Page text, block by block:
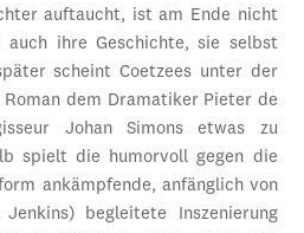
auftaucht, ist am Ende nicht
ihre Geschichte, sie selbst
scheint Coetzees unter der
dem Dramatiker Pieter de
Johan Simons etwas zu
spielt die humorvoll gegen die
ankämpfende, anfänglich von
begleitete Inszenierung